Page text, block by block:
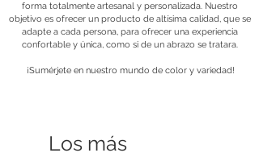
forma totalmente artesanal y personalizada. Nuestro
objetivo es ofrecer un producto de altísima calidad, que se
adapte a cada persona, para ofrecer una experiencia
confortable y única, como si de un abrazo se tratara.
¡Sumérjete en nuestro mundo de color y variedad!
Los más